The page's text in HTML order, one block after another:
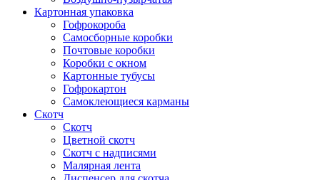
Картонная упаковка
Гофрокороба
Самосборные коробки
Почтовые коробки
Коробки с окном
Картонные тубусы
Гофрокартон
Самоклеющиеся карманы
Скотч
Скотч
Цветной скотч
Скотч с надписями
Малярная лента